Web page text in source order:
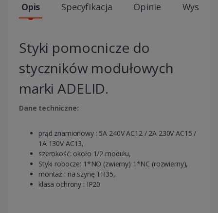
Opis Specyfikacja Opinie Wysyłki
Styki pomocnicze do
styczników modułowych
marki ADELID.
Dane techniczne:
prąd znamionowy : 5A 240V AC12 / 2A 230V AC15 /
1A 130V AC13,
szerokość: około 1/2 modułu,
Styki robocze: 1*NO (zwierny) 1*NC (rozwierny),
montaż : na szynę TH35,
klasa ochrony : IP20